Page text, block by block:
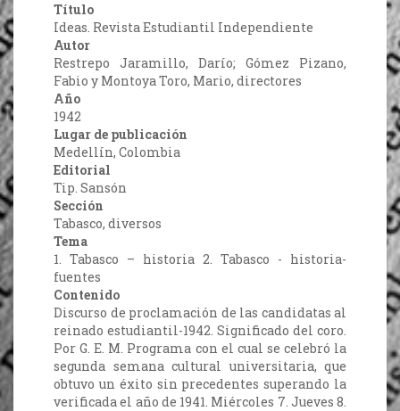
Título
Ideas. Revista Estudiantil Independiente
Autor
Restrepo Jaramillo, Darío; Gómez Pizano,
Fabio y Montoya Toro, Mario, directores
Año
1942
Lugar de publicación
Medellín, Colombia
Editorial
Tip. Sansón
Sección
Tabasco, diversos
Tema
1. Tabasco – historia 2. Tabasco - historia-
fuentes
Contenido
Discurso de proclamación de las candidatas al
reinado estudiantil-1942. Significado del coro.
Por G. E. M. Programa con el cual se celebró la
segunda semana cultural universitaria, que
obtuvo un éxito sin precedentes superando la
verificada el año de 1941. Miércoles 7. Jueves 8.